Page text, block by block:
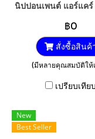
นิปปอนเพนต์ แอร์แคร์
฿0
สั่งซื้อสินค้
(มีหลายคุณสมบัติให้
เปรียบเทียบ
New
Best Seller